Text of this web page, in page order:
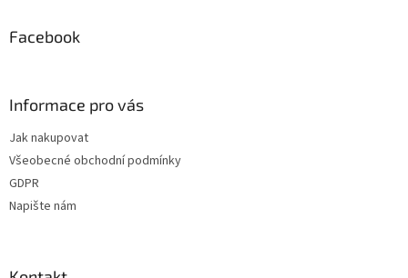
Facebook
Informace pro vás
Jak nakupovat
Všeobecné obchodní podmínky
GDPR
Napište nám